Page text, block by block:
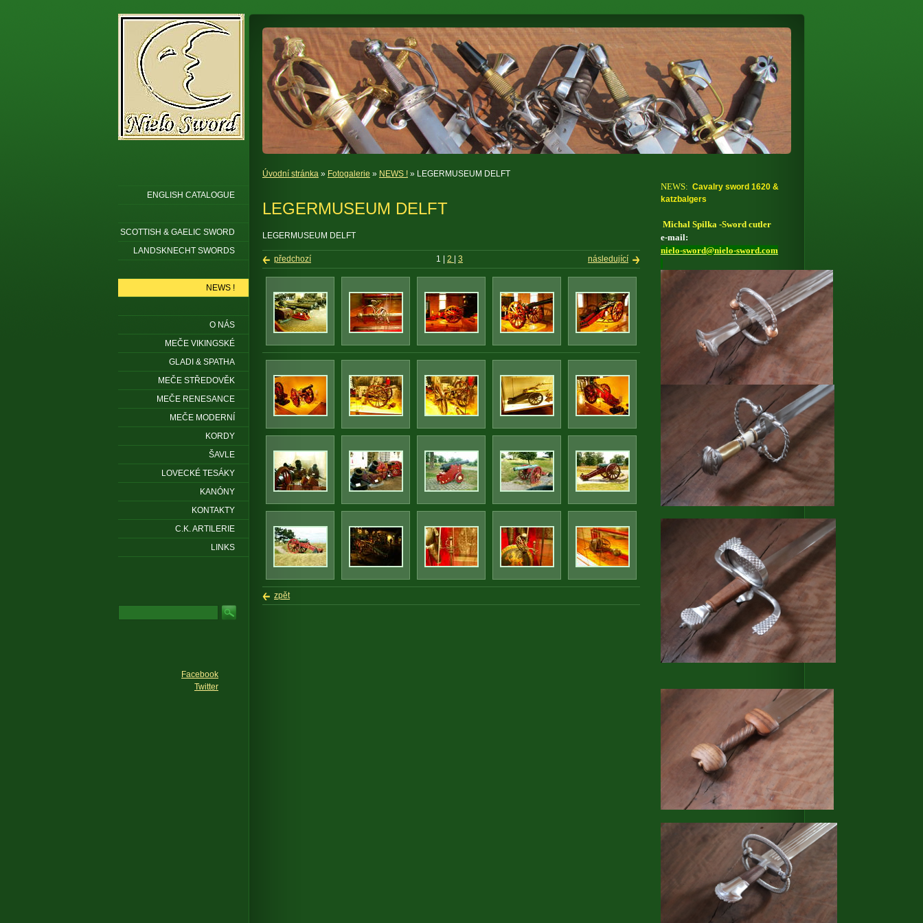
Úvodní stránka » Fotogalerie » NEWS ! » LEGERMUSEUM DELFT
LEGERMUSEUM DELFT
LEGERMUSEUM DELFT
předchozí 1 2 3 následující
zpět
NEWS: Cavalry sword 1620 &
katzbalgers
Michal Spilka -Sword cutler
e-mail:
nielo-sword@nielo-sword.com
ENGLISH CATALOGUE
SCOTTISH & GAELIC SWORD
LANDSKNECHT SWORDS
NEWS !
O NÁS
MEČE VIKINGSKÉ
GLADI & SPATHA
MEČE STŘEDOVĚK
MEČE RENESANCE
MEČE MODERNÍ
KORDY
ŠAVLE
LOVECKÉ TESÁKY
KANÓNY
KONTAKTY
C.K. ARTILERIE
LINKS
Facebook
Twitter